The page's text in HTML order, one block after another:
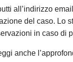
all’indirizzo email
del caso. Lo
in caso di
anche
:
delle
e
solo se